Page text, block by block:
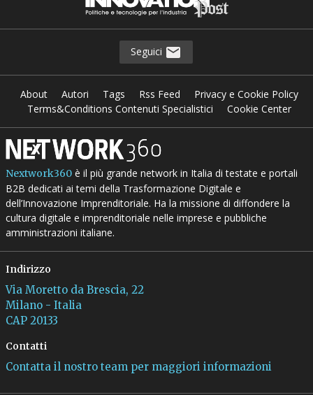
Seguici
About Autori Tags Rss Feed
Privacy e Cookie Policy
Terms&Conditions Contenuti Specialistici
Cookie Center
Nextwork360è il più grande network in Italia di testate e portali
B2B dedicati ai temi della Trasformazione Digitale e
dell’Innovazione Imprenditoriale. Ha la missione di diffondere la
cultura digitale e imprenditoriale nelle imprese e pubbliche
amministrazioni italiane.
Indirizzo
Via Moretto da Brescia, 22
Milano - Italia
CAP 20133
Contatti
Contatta il nostro team per maggiori informazioni